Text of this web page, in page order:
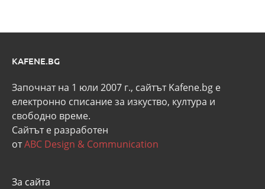
KAFENE.BG
Започнат на 1 юли 2007 г., сайтът Kafene.bg e
eлектронно списание за изкуство, култура и
свободно време.
Сайтът е разработен
отABC Design & Communication
За сайта